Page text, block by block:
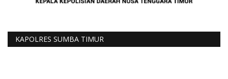
KAPOLRES SUMBA TIMUR